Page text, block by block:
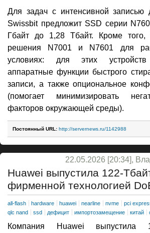
Для задач с интенсивной записью
Swissbit предложит SSD серии
Гбайт до 1,28 Тбайт. Кроме
решения N7001 и N7601 для
условиях: для этих устройств
аппаратные функции быстрого
записи, а также опциональное
(помогает минимизировать
факторов окружающей среды).
Постоянный URL: http://servernews.ru/1142988
22.05.2026 [20:34],
Huawei выпустила 122-
фирменной технологией
all-flash hardware huawei nearline nvme pci
qlc nand
ssd дефицит импортозамещение китай
Компания Huawei выпустила